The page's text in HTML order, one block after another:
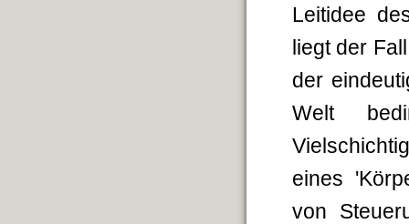
Leitidee
liegt der
der
Welt
eines
von